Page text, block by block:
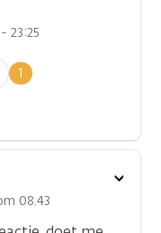
23:25
1
08.43
Toon